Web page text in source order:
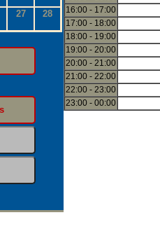
27 28
16:00 - 17:00
17:00 - 18:00
18:00 - 19:00
19:00 - 20:00
20:00 - 21:00
21:00 - 22:00
22:00 - 23:00
23:00 - 00:00